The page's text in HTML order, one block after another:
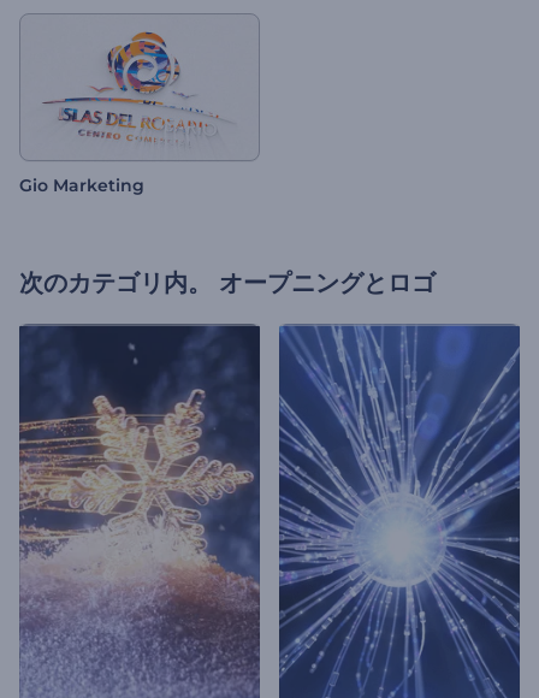
Gio Marketing
次のカテゴリ内。 オープニングとロゴ